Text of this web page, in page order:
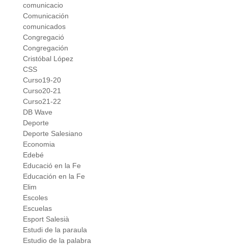
comunicacio
Comunicación
comunicados
Congregació
Congregación
Cristóbal López
CSS
Curso19-20
Curso20-21
Curso21-22
DB Wave
Deporte
Deporte Salesiano
Economia
Edebé
Educació en la Fe
Educación en la Fe
Elim
Escoles
Escuelas
Esport Salesià
Estudi de la paraula
Estudio de la palabra